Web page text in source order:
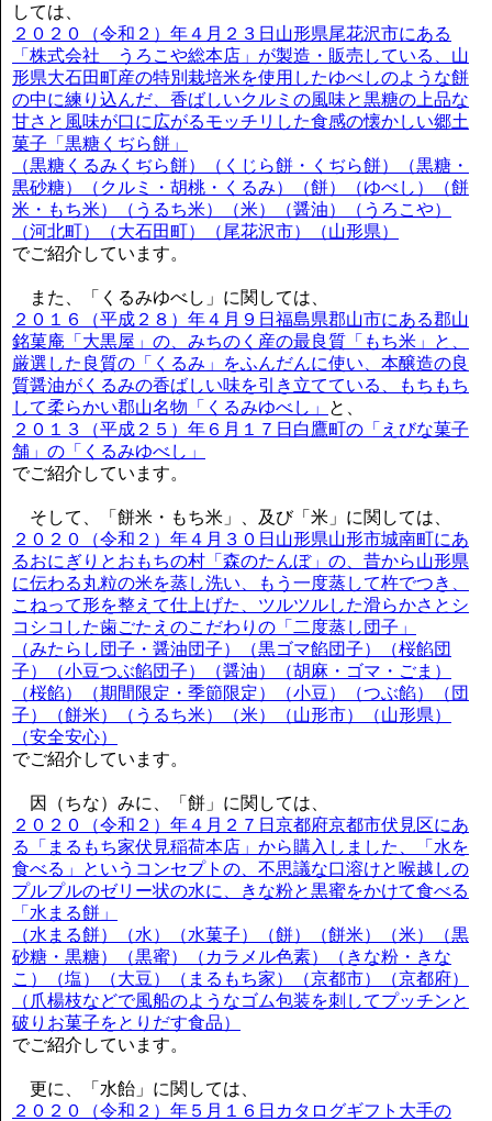
しては、
２０２０（令和２）年４月２３日山形県尾花沢市にある
「株式会社 うろこや総本店」が製造・販売している、山
形県大石田町産の特別栽培米を使用したゆべしのような餅
の中に練り込んだ、香ばしいクルミの風味と黒糖の上品な
甘さと風味が口に広がるモッチリした食感の懐かしい郷土
菓子「黒糖くぢら餅」
（黒糖くるみくぢら餅）（くじら餅・くぢら餅）（黒糖・
黒砂糖）（クルミ・胡桃・くるみ）（餅）（ゆべし）（餅
米・もち米）（うるち米）（米）（醤油）（うろこや）
（河北町）（大石田町）（尾花沢市）（山形県）
でご紹介しています。
また、「くるみゆべし」に関しては、
２０１６（平成２８）年４月９日福島県郡山市にある郡山
銘菓庵「大黒屋」の、みちのく産の最良質「もち米」と、
厳選した良質の「くるみ」をふんだんに使い、本醸造の良
質醤油がくるみの香ばしい味を引き立てている、もちもち
して柔らかい郡山名物「くるみゆべし」
と、
２０１３（平成２５）年６月１７日白鷹町の「えびな菓子
舗」の「くるみゆべし」
でご紹介しています。
そして、「餅米・もち米」、及び「米」に関しては、
２０２０（令和２）年４月３０日山形県山形市城南町にあ
るおにぎりとおもちの村「森のたんぼ」の、昔から山形県
に伝わる丸粒の米を蒸し洗い、もう一度蒸して杵でつき、
こねって形を整えて仕上げた、ツルツルした滑らかさとシ
コシコした歯ごたえのこだわりの「二度蒸し団子」
（みたらし団子・醤油団子）（黒ゴマ餡団子）（桜餡団
子）（小豆つぶ餡団子）（醤油）（胡麻・ゴマ・ごま）
（桜餡）（期間限定・季節限定）（小豆）（つぶ餡）（団
子）（餅米）（うるち米）（米）（山形市）（山形県）
（安全安心）
でご紹介しています。
因（ちな）みに、「餅」に関しては、
２０２０（令和２）年４月２７日京都府京都市伏見区にあ
る「まるもち家伏見稲荷本店」から購入しました、「水を
食べる」というコンセプトの、不思議な口溶けと喉越しの
プルプルのゼリー状の水に、きな粉と黒蜜をかけて食べる
「水まる餅」
（水まる餅）（水）（水菓子）（餅）（餅米）（米）（黒
砂糖・黒糖）（黒蜜）（カラメル色素）（きな粉・きな
こ）（塩）（大豆）（まるもち家）（京都市）（京都府）
（爪楊枝などで風船のようなゴム包装を刺してプッチンと
破りお菓子をとりだす食品）
でご紹介しています。
更に、「水飴」に関しては、
２０２０（令和２）年５月１６日カタログギフト大手の